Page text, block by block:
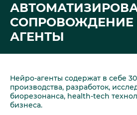
СОПРОВОЖДЕНИЕ
АГЕНТЫ
Нейро-агенты содержат в себе
производства, разработок,
биорезонанса, health-tech
бизнеса.